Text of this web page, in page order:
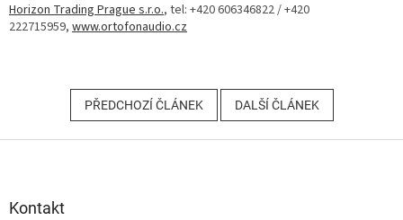
Horizon Trading Prague s.r.o., tel: +420 606346822 / +420
222715959, www.ortofonaudio.cz
PŘEDCHOZÍ ČLÁNEK DALŠÍ ČLÁNEK
Kontakt